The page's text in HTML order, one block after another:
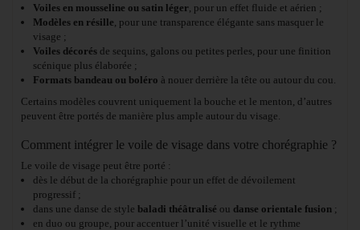
Voiles en mousseline ou satin léger , pour un effet fluide et aérien ;
Modèles en résille , pour une transparence élégante sans masquer le
visage ;
Voiles décorés de sequins, galons ou petites perles, pour une finition
scénique plus élaborée ;
Formats bandeau ou boléro à nouer derrière la tête ou autour du cou.
Certains modèles couvrent uniquement la bouche et le menton, d’autres
peuvent être portés de manière plus ample autour du visage.
Comment intégrer le voile de visage dans votre chorégraphie ?
Le voile de visage peut être porté :
dès le début de la chorégraphie pour un effet de dévoilement
progressif ;
dans une danse de style baladi théâtralisé ou danse orientale fusion ;
en duo ou groupe, pour accentuer l’unité visuelle et le rythme